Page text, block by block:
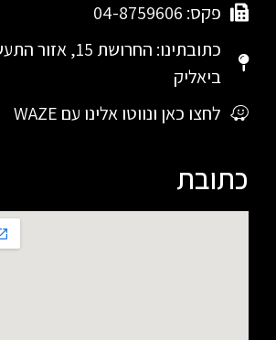
פקס: 04-8759606
כתובתינו: החרושת
ביאליק
לחצו כאן ונווטו אלינו עם WAZE
כתובת